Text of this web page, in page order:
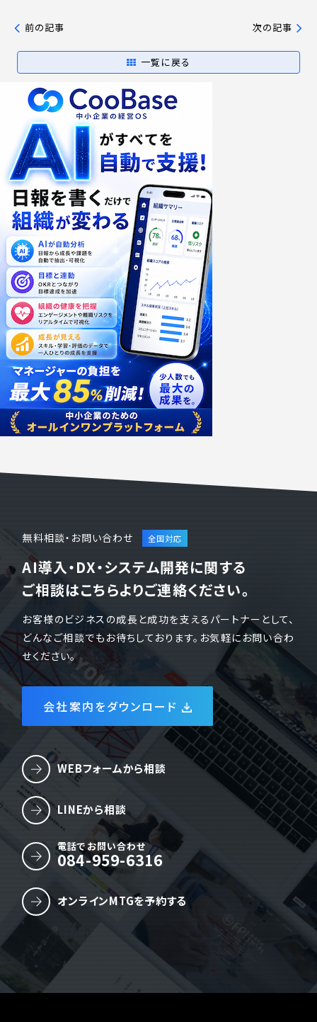
前の記事
一覧に戻る
次の記事
無料相談・お問い合わせ
AI導入・DX・システム開発に関する
ご相談はこちらよりご連絡ください。
お客様のビジネスの成長と成功を支えるパートナーとして、
どんなご相談でもお待ちしております。お気軽にお問い合わ
せください。
会社案内をダウンロード
WEBフォームから相談
LINEから相談
電話でお問い合わせ
084-959-6316
オンラインMTGを予約する